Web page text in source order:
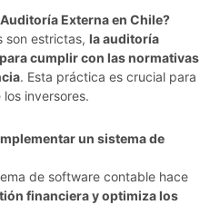
Externa en Chile?
son estrictas, la auditoría
cumplir con las normativas
. Esta práctica es crucial para
inversores.
un sistema de
de software contable hace
financiera y optimiza los